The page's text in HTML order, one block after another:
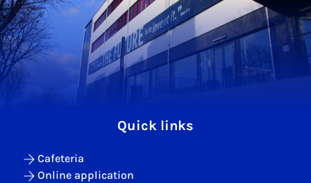
Quick links
Cafeteria
Online application